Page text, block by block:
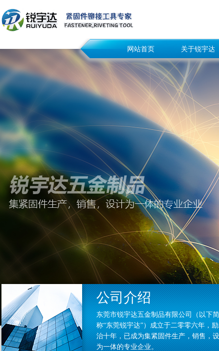
网站首页 关于锐宇达
公司介绍
东莞市锐宇达五金制品有限公司（以下简
称“东莞锐宇达”）成立于二零零六年，
治十年，已成为集紧固件生产，销售，
为一体的专业企业。